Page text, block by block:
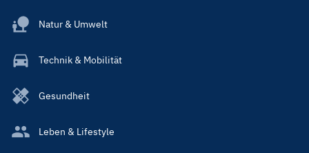
Natur & Umwelt
Technik & Mobilität
Gesundheit
Leben & Lifestyle